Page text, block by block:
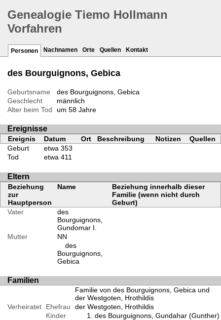
Genealogie Tiemo Hollmann
Vorfahren
Personen Nachnamen Orte Quellen Kontakt
des Bourguignons, Gebica
Geburtsname
des Bourguignons, Gebica
Geschlecht
männlich
Alter beim Tod
um 58 Jahre
Ereignisse
Ereignis Datum Ort Beschreibung Notizen
Quellen
Geburt
etwa 353
Tod
etwa 411
Eltern
Beziehung
zur
Hauptperson
Name
Beziehung innerhalb dieser
Familie (wenn nicht durch
Geburt)
Vater
des
Bourguignons,
Gundomar I.
Mutter
NN
des
Bourguignons,
Gebica
Familien
Familie von des Bourguignons, Gebica und
der Westgoten, Hrothildis
Verheiratet
Ehefrau
der Westgoten, Hrothildis
Kinder
des Bourguignons, Gundahar (Gunther)